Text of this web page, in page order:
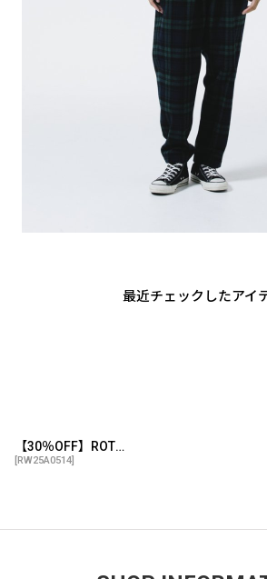
最近チェックしたアイ
【30％OFF】ROTTWEILER/R9 RTTW SWEATER（DARK GREEN）［クルーネックスウェット-25秋冬］
[RW25A0514]